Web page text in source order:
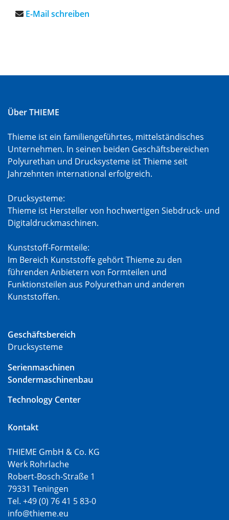
E-Mail schreiben
Über THIEME
Thieme ist ein familiengeführtes, mittelständisches
Unternehmen. In seinen beiden Geschäftsbereichen
Polyurethan und Drucksysteme ist Thieme seit
Jahrzehnten international erfolgreich.
Drucksysteme:
Thieme ist Hersteller von hochwertigen Siebdruck- und
Digitaldruckmaschinen.
Kunststoff-Formteile:
Im Bereich Kunststoffe gehört Thieme zu den
führenden Anbietern von Formteilen und
Funktionsteilen aus Polyurethan und anderen
Kunststoffen.
Geschäftsbereich
Drucksysteme
Serienmaschinen
Sondermaschinenbau
Technology Center
Kontakt
THIEME GmbH & Co. KG
Werk Rohrlache
Robert-Bosch-Straße 1
79331 Teningen
Tel. +49 (0) 76 41 5 83-0
info@thieme.eu